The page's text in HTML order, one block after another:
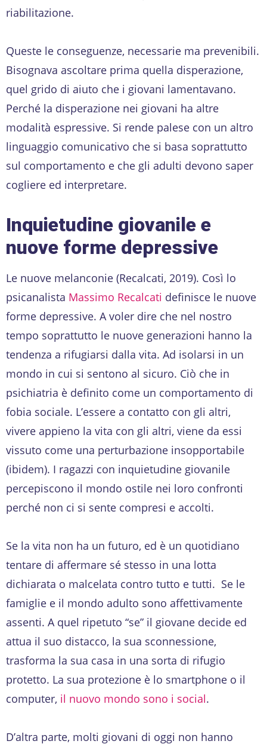
riabilitazione.
Queste le conseguenze, necessarie ma prevenibili.
Bisognava ascoltare prima quella disperazione,
quel grido di aiuto che i giovani lamentavano.
Perché la disperazione nei giovani ha altre
modalità espressive. Si rende palese con un altro
linguaggio comunicativo che si basa soprattutto
sul comportamento e che gli adulti devono saper
cogliere ed interpretare.
Inquietudine giovanile e
nuove forme depressive
Le nuove melanconie (Recalcati, 2019). Così lo
psicanalista Massimo Recalcati definisce le nuove
forme depressive. A voler dire che nel nostro
tempo soprattutto le nuove generazioni hanno la
tendenza a rifugiarsi dalla vita. Ad isolarsi in un
mondo in cui si sentono al sicuro. Ciò che in
psichiatria è definito come un comportamento di
fobia sociale. L’essere a contatto con gli altri,
vivere appieno la vita con gli altri, viene da essi
vissuto come una perturbazione insopportabile
(ibidem). I ragazzi con inquietudine giovanile
percepiscono il mondo ostile nei loro confronti
perché non ci si sente compresi e accolti.
Se la vita non ha un futuro, ed è un quotidiano
tentare di affermare sé stesso in una lotta
dichiarata o malcelata contro tutto e tutti. Se le
famiglie e il mondo adulto sono affettivamente
assenti. A quel ripetuto “se” il giovane decide ed
attua il suo distacco, la sua sconnessione,
trasforma la sua casa in una sorta di rifugio
protetto. La sua protezione è lo smartphone o il
computer, il nuovo mondo sono i social.
D’altra parte, molti giovani di oggi non hanno